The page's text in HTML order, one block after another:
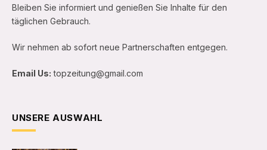
Bleiben Sie informiert und genießen Sie Inhalte für den
täglichen Gebrauch.
Wir nehmen ab sofort neue Partnerschaften entgegen.
Email Us: topzeitung@gmail.com
UNSERE AUSWAHL